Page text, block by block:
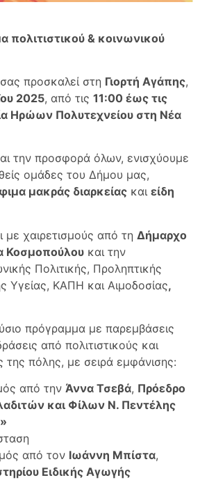
πολιτιστικού & κοινωνικού
προσκαλεί στη Γιορτή Αγάπης,
2025, από τις 11:00 έως τις
Ηρώων Πολυτεχνείου στη Νέα
την προσφορά όλων, ενισχύουμε
ομάδες του Δήμου μας,
μακράς διαρκείας και είδη
με χαιρετισμούς από τη Δήμαρχο
Κοσμοπούλου και την
Πολιτικής, Προληπτικής
Υγείας, ΚΑΠΗ και Αιμοδοσίας,
πρόγραμμα με παρεμβάσεις
από πολιτιστικούς και
της πόλης, με σειρά εμφάνισης:
από τηνΆννα Τσεβά, Πρόεδρο
και Φίλων Ν. Πεντέλης
από τον Ιωάννη Μπίστα,
Ειδικής Αγωγής